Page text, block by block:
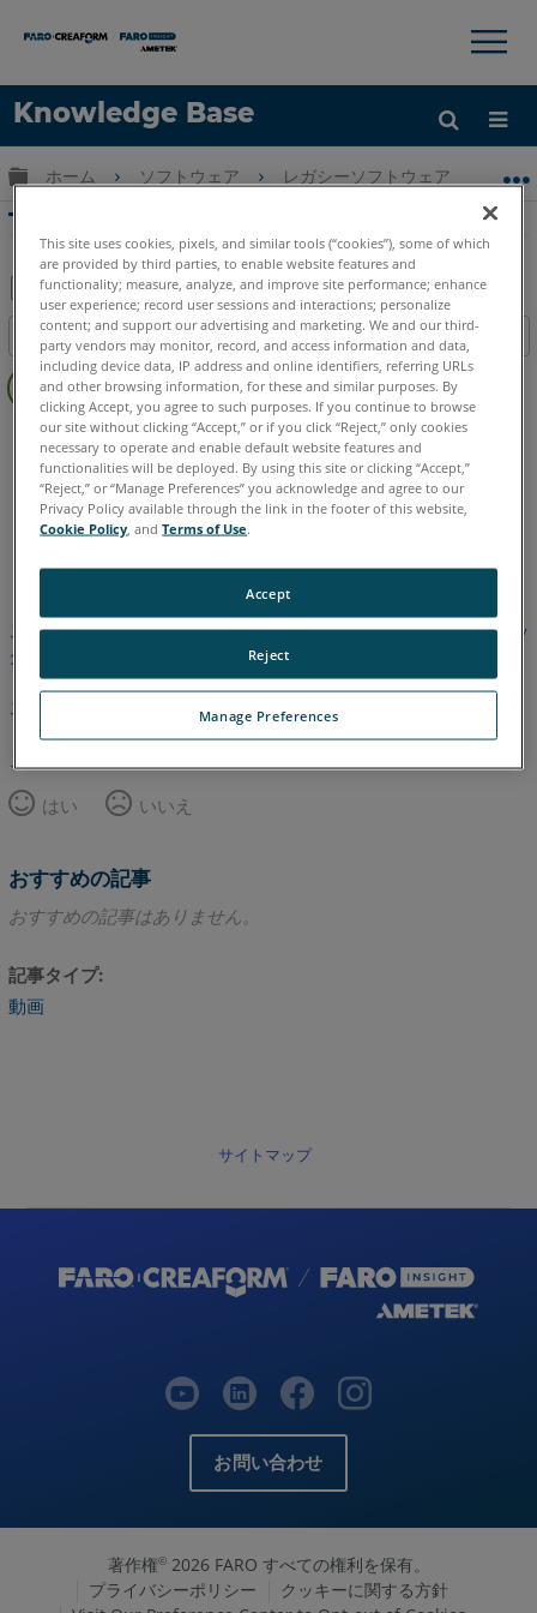
Knowledge Base
言語
×
グローバル階層を展開/折りたたむ
ホーム ソフトウェア レガシーソフトウェア レ
TachyCAD Building線を測定する
PDF
と
し
て
目次
ッ
CAD Plugin TachyCAD Building
英語
この記事は翻訳されていません。英語版を見るにはここをクリッ
クしてください。
このページのトップへ
この記事は役に立ちましたか？
はい
いいえ
おすすめの記事
おすすめの記事はありません。
記事タイプ
動画
サイトマップ
お問い合わせ
著作権©2026 FARO すべての権利を保有。
プライバシーポリシー
クッキーに関する方針
This site uses cookies, pixels, and similar tools (“cookies”), some of which
are provided by third parties, to enable website features and
functionality; measure, analyze, and improve site performance; enhance
user experience; record user sessions and interactions; personalize
content; and support our advertising and marketing. We and our third-
party vendors may monitor, record, and access information and data,
including device data, IP address and online identifiers, referring URLs
and other browsing information, for these and similar purposes. By
clicking Accept, you agree to such purposes. If you continue to browse
our site without clicking “Accept,” or if you click “Reject,” only cookies
necessary to operate and enable default website features and
functionalities will be deployed. By using this site or clicking “Accept,”
“Reject,” or “Manage Preferences” you acknowledge and agree to our
Privacy Policy available through the link in the footer of this website,
Cookie Policy , andTerms of Use.
Manage Preferences
Reject
Accept